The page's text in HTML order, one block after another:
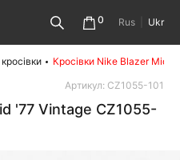
0 Rus Ukr
Кросівки Nike Blazer Mid
Артикул: CZ1055-101
'77 Vintage CZ1055-